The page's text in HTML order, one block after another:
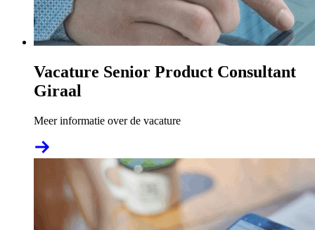
Vacature Senior Product Consultant
Giraal
Meer informatie over de vacature